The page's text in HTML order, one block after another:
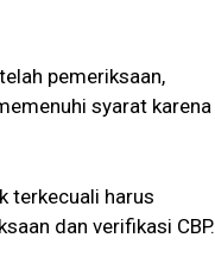
pemeriksaan,
syarat karena
terkecuali harus
dan verifikasi CBP.